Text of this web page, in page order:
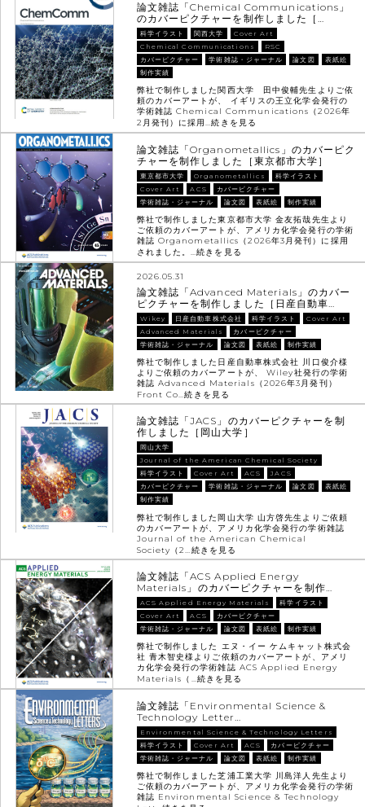
論文雑誌「Chemical Communications」
のカバーピクチャーを制作しました［…
科学イラスト 関西大学
Cover Art
Chemical Communications
RSC
カバーピクチャー
学術雑誌・ジャーナル 論文図
表紙絵
制作実績
弊社で制作しました関西大学 田中俊輔先生よりご依
頼のカバーアートが、 イギリスの王立化学会発行の
学術雑誌 Chemical Communications（2026年
2月発刊）に採用…続きを見る
論文雑誌「Organometallics」のカバーピク
チャーを制作しました［東京都市大学］
東京都市大学 Organometallics
科学イラスト
Cover Art
ACS
カバーピクチャー
学術雑誌・ジャーナル
論文図 表紙絵 制作実績
弊社で制作しました東京都市大学 金友拓哉先生より
ご依頼のカバーアートが、アメリカ化学会発行の学術
雑誌 Organometallics（2026年3月発刊）に採用
されました。…続きを見る
2026.05.31
論文雑誌「Advanced Materials」のカバー
ピクチャーを制作しました［日産自動車…
Wikey 日産自動車株式会社 科学イラスト
Cover Art
Advanced Materials
カバーピクチャー
学術雑誌・ジャーナル
論文図 表紙絵 制作実績
弊社で制作しました日産自動車株式会社 川口俊介様
よりご依頼のカバーアートが、 Wiley社発行の学術
雑誌 Advanced Materials（2026年3月発刊）
Front Co…続きを見る
論文雑誌「JACS」のカバーピクチャーを制
作しました［岡山大学］
岡山大学
Journal of the American Chemical Society
科学イラスト
Cover Art ACS
JACS
カバーピクチャー
学術雑誌・ジャーナル 論文図
表紙絵
制作実績
弊社で制作しました岡山大学 山方啓先生よりご依頼
のカバーアートが、アメリカ化学会発行の学術雑誌
Journal of the American Chemical
Society（2…続きを見る
論文雑誌「ACS Applied Energy
Materials」のカバーピクチャーを制作…
ACS Applied Energy Materials
科学イラスト
Cover Art
ACS
カバーピクチャー
学術雑誌・ジャーナル
論文図 表紙絵 制作実績
弊社で制作しました エヌ・イー ケムキャット株式会
社 青木智史様よりご依頼のカバーアートが、アメリ
カ化学会発行の学術雑誌 ACS Applied Energy
Materials（…続きを見る
論文雑誌「Environmental Science &
Technology Letter…
Environmental Science & Technology Letters
科学イラスト
Cover Art ACS
カバーピクチャー
学術雑誌・ジャーナル
論文図 表紙絵 制作実績
弊社で制作しました芝浦工業大学 川島洋人先生より
ご依頼のカバーアートが、アメリカ化学会発行の学術
雑誌 Environmental Science & Technology